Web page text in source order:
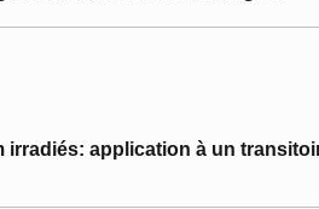
application à un